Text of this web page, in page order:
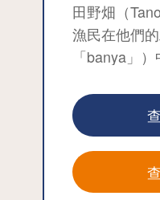
田野畑（
漁民在他們
「banya」
調的魚特別美